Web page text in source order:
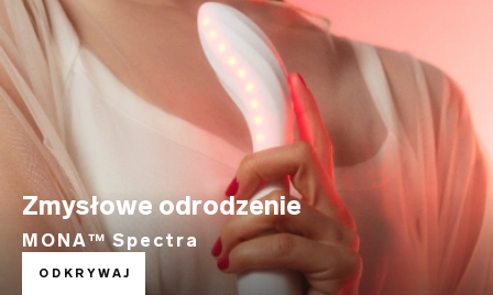
Zmysłowe odrodzenie
MONA™ Spectra
ODKRYWAJ
rozpal swoje pożądanie